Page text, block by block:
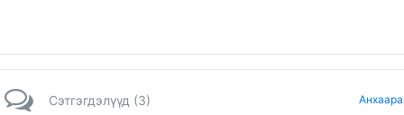
Сэтгэгдэлүүд (3)